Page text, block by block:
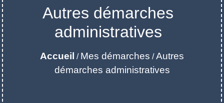
Autres démarches
administratives
Accueil / Mes démarches /Autres
démarches administratives